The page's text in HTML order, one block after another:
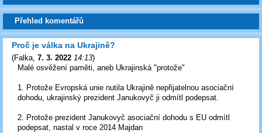
Přehled komentářů
Proč je válka na Ukrajině?
(Falka, 7. 3. 2022 14:13)
Malé osvěžení paměti, aneb Ukrajinská "protože"
1. Protože Evropská unie nutila Ukrajině nepřijatelnou asociační
dohodu, ukrajinský prezident Janukovyč ji odmítl podepsat.
2. Protože prezident Janukovyč asociační dohodu s EU odmítl
podepsat, nastal v roce 2014 Majdan